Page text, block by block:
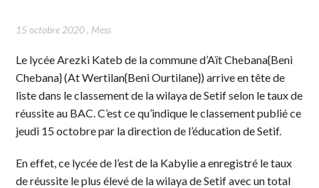
15 octobre 2020, Mess
Le lycée Arezki Kateb de la commune d’Aït Chebana{Beni
Chebana} (At Wertilan{Beni Ourtilane}) arrive en tête de
liste dans le classement de la wilaya de Setif selon le taux de
réussite au BAC. C’est ce qu’indique le classement publié ce
jeudi 15 octobre par la direction de l’éducation de Setif.
En effet, ce lycée de l’est de la Kabylie a enregistré le taux
de réussite le plus élevé de la wilaya de Setif avec un total